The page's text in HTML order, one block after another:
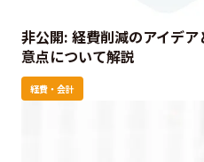
非公開: 経費削減のアイデ
意点について解説
経費・会計